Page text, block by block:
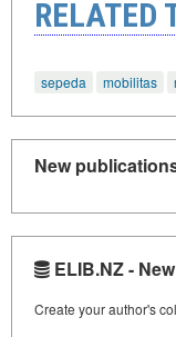
RELATED
sepeda mobilitas
New
ELIB.NZ -
Create your author's